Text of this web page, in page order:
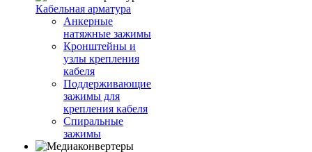
Кабельная арматура
Анкерные
натяжные зажимы
Кронштейны и
узлы крепления
кабеля
Поддерживающие
зажимы для
крепления кабеля
Спиральные
зажимы